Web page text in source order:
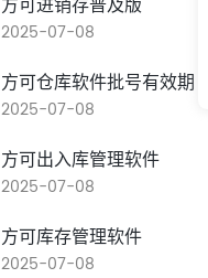
2025-07-08
方可仓库软件批号有效期
2025-07-08
方可出入库管理软件
2025-07-08
方可库存管理软件
2025-07-08